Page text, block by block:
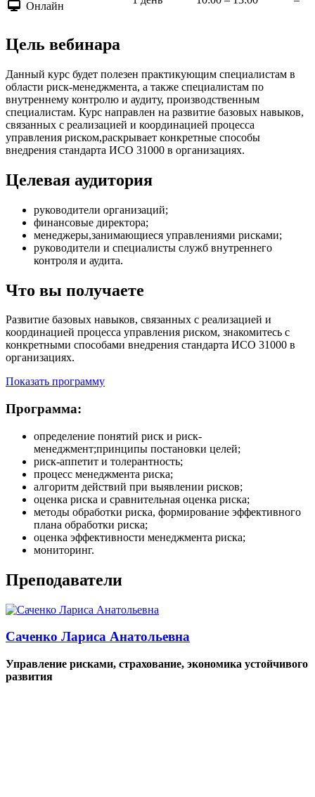
Онлайн
Цель вебинара
Данный курс будет полезен практикующим специалистам в
области риск-менеджмента, а также специалистам по
внутреннему контролю и аудиту, производственным
специалистам. Курс направлен на развитие базовых навыков,
связанных с реализацией и координацией процесса
управления риском,раскрывает конкретные способы
внедрения стандарта ИСО 31000 в организациях.
Целевая аудитория
руководители организаций;
финансовые директора;
менеджеры,занимающиеся управлениями рисками;
руководители и специалисты служб внутреннего
контроля и аудита.
Что вы получаете
Развитие базовых навыков, связанных с реализацией и
координацией процесса управления риском, знакомитесь с
конкретными способами внедрения стандарта ИСО 31000 в
организациях.
Показать программу
Программа:
определение понятий риск и риск-
менеджмент;принципы постановки целей;
риск-аппетит и толерантность;
процесс менеджмента риска;
алгоритм действий при выявлении рисков;
оценка риска и сравнительная оценка риска;
методы обработки риска, формирование эффективного
плана обработки риска;
оценка эффективности менеджмента риска;
мониторинг.
Преподаватели
Саченко Лариса Анатольевна
Управление рисками, страхование, экономика устойчивого
развития